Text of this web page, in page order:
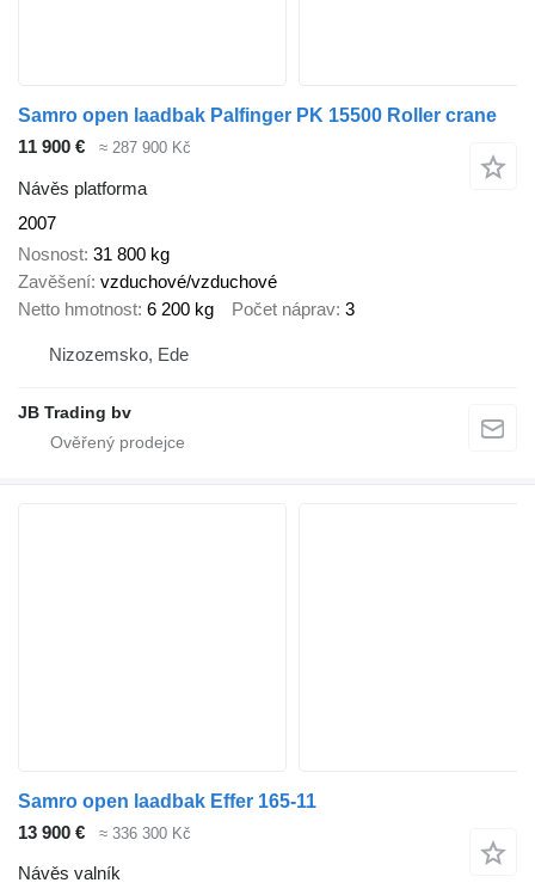
Samro open laadbak Palfinger PK 15500 Roller crane
11 900 €
≈ 287 900 Kč
Návěs platforma
2007
Nosnost 31 800 kg
Zavěšení vzduchové/vzduchové
Netto hmotnost 6 200 kg Počet náprav 3
Nizozemsko, Ede
JB Trading bv
Samro open laadbak Effer 165-11
13 900 €
≈ 336 300 Kč
Návěs valník